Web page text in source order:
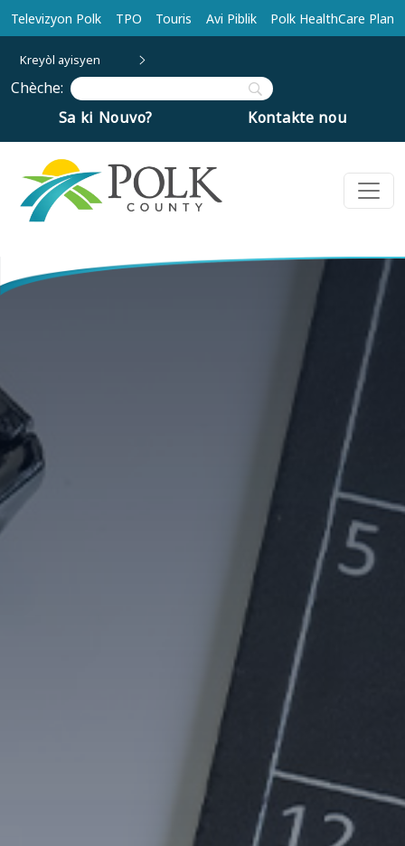
Ale nan kontni prensipal la
Televizyon Polk TPO Touris Avi Piblik Polk HealthCare Plan
Kreyòl ayisyen
Chèche:
Sa ki Nouvo?
Kontakte nou